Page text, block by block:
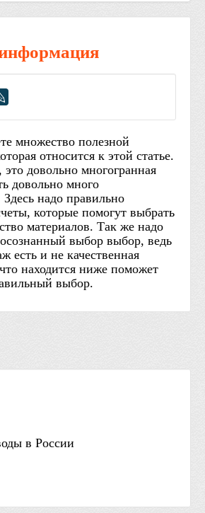
множество полезной
относится к этой статье.
это довольно многогранная
довольно много
надо правильно
которые помогут выбрать
материалов. Так же надо
выбор выбор, ведь
есть и не качественная
находится ниже поможет
выбор.
в России